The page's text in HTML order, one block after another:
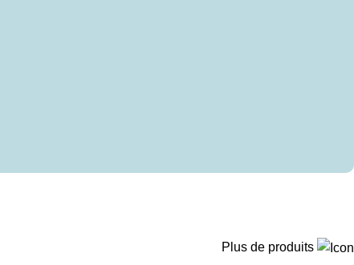
Plus de produits